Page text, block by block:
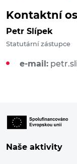
Kontaktní
Petr Slípek
Statutární zástupce
e-mail:
Naše aktivity